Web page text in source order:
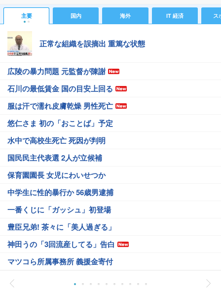
主要 国内 海外 IT 経済 ス
正常な組織を誤摘出 重篤な状態
広陵の暴力問題 元監督が陳謝
石川の最低賃金 国の目安上回る
服は汗で濡れ皮膚乾燥 男性死亡
悠仁さま 初の「おことば」予定
水中で高校生死亡 死因が判明
国民民主代表選 2人が立候補
保育園園長 女児にわいせつか
中学生に性的暴行か 56歳男逮捕
一番くじに「ガッシュ」初登場
豊臣兄弟! 茶々に「美人過ぎる」
神田うの「3回流産してる」告白
マツコら所属事務所 義援金寄付